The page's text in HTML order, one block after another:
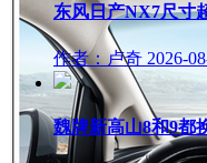
东风日产NX7尺寸
作者：卢奇 2026-
魏牌新高山8和9都